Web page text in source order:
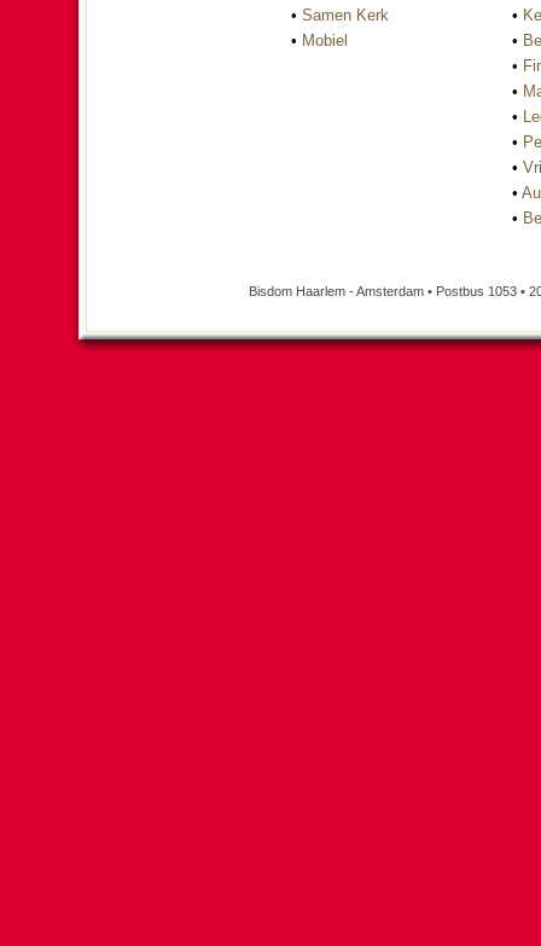
• Samen Kerk
• Mobiel
•
•
•
•
•
•
•
•
•
Bisdom Haarlem - Amsterdam • Postbus 1053 •